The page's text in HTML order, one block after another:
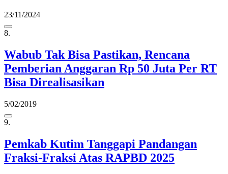
23/11/2024
8.
Wabub Tak Bisa Pastikan, Rencana
Pemberian Anggaran Rp 50 Juta Per RT
Bisa Direalisasikan
5/02/2019
9.
Pemkab Kutim Tanggapi Pandangan
Fraksi-Fraksi Atas RAPBD 2025